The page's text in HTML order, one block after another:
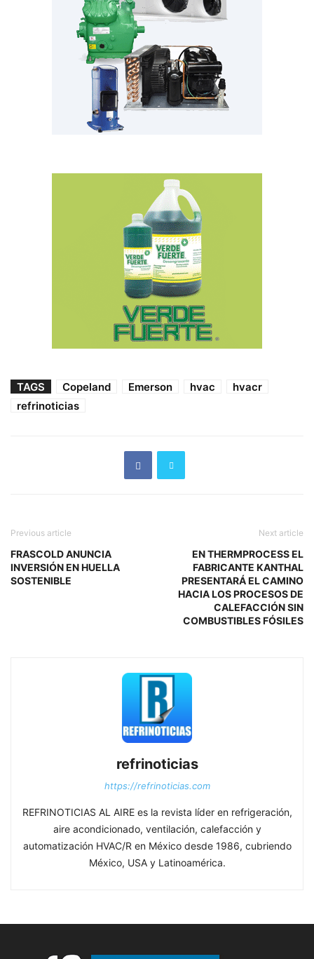
TAGS Copeland Emerson hvac
hvacr
refrinoticias
Previous article
FRASCOLD ANUNCIA
INVERSIÓN EN HUELLA
SOSTENIBLE
Next article
EN THERMPROCESS EL
FABRICANTE KANTHAL
PRESENTARÁ EL CAMINO
HACIA LOS PROCESOS DE
CALEFACCIÓN SIN
COMBUSTIBLES FÓSILES
refrinoticias
https://refrinoticias.com
REFRINOTICIAS AL AIRE es la revista líder en refrigeración,
aire acondicionado, ventilación, calefacción y
automatización HVAC/R en México desde 1986, cubriendo
México, USA y Latinoamérica.